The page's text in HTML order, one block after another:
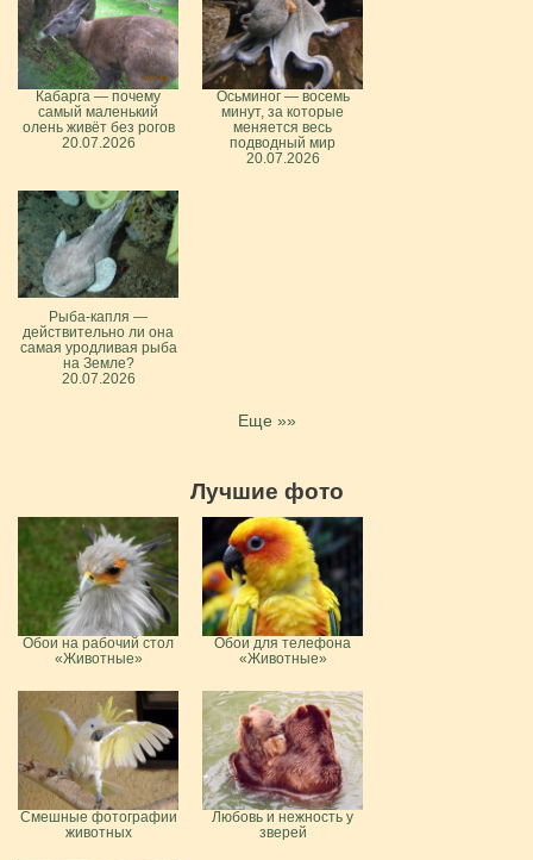
Кабарга — почему
самый маленький
олень живёт без рогов
20.07.2026
Осьминог — восемь
минут, за которые
меняется весь
подводный мир
20.07.2026
Рыба-капля —
действительно ли она
самая уродливая рыба
на Земле?
20.07.2026
Еще »»
Лучшие фото
Обои на рабочий стол
«Животные»
Обои для телефона
«Животные»
Смешные фотографии
животных
Любовь и нежность у
зверей